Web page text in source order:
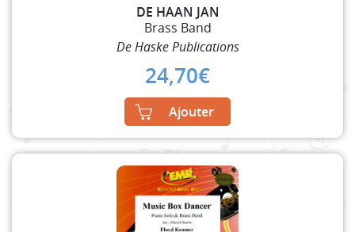
DE HAAN JAN
Brass Band
De Haske Publications
24,70€
Ajouter